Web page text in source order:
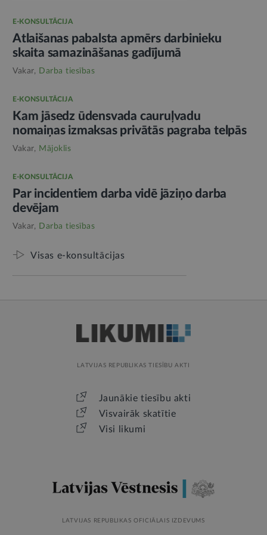
E-KONSULTĀCIJA
Atlaišanas pabalsta apmērs darbinieku
skaita samazināšanas gadījumā
Vakar, Darba tiesības
E-KONSULTĀCIJA
Kam jāsedz ūdensvada cauruļvadu
nomaiņas izmaksas privātās pagraba telpās
Vakar, Mājoklis
E-KONSULTĀCIJA
Par incidentiem darba vidē jāziņo darba
devējam
Vakar, Darba tiesības
Visas e-konsultācijas
LATVIJAS REPUBLIKAS TIESĪBU AKTI
Jaunākie tiesību akti
Visvairāk skatītie
Visi likumi
LATVIJAS REPUBLIKAS OFICIĀLAIS IZDEVUMS